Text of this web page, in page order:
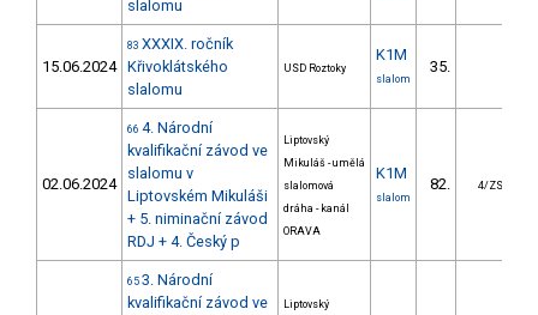
slalomu
15.06.2024
83 XXXIX. ročník
Křivoklátského
slalomu
USD Roztoky
K1M
slalom
35.
02.06.2024
66 4. Národní
kvalifikační závod ve
slalomu v
Liptovském Mikuláši
+ 5. niminační závod
RDJ + 4. Český p
Liptovský
Mikuláš - umělá
slalomová
dráha - kanál
ORAVA
K1M
slalom
82. 4/ZS
65 3. Národní
kvalifikační závod ve
Liptovský